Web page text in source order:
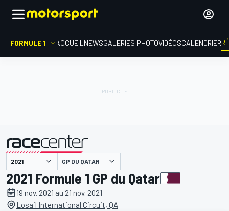
FORMULE 1 ACCUEIL NEWSGALERIES PHOTOVIDÉOSCALENDRIER
présenté par GP DU QATAR
2021 Formule 1 GP du Qatar
19 nov. 2021 au 21 nov. 2021
Losail International Circuit, QA